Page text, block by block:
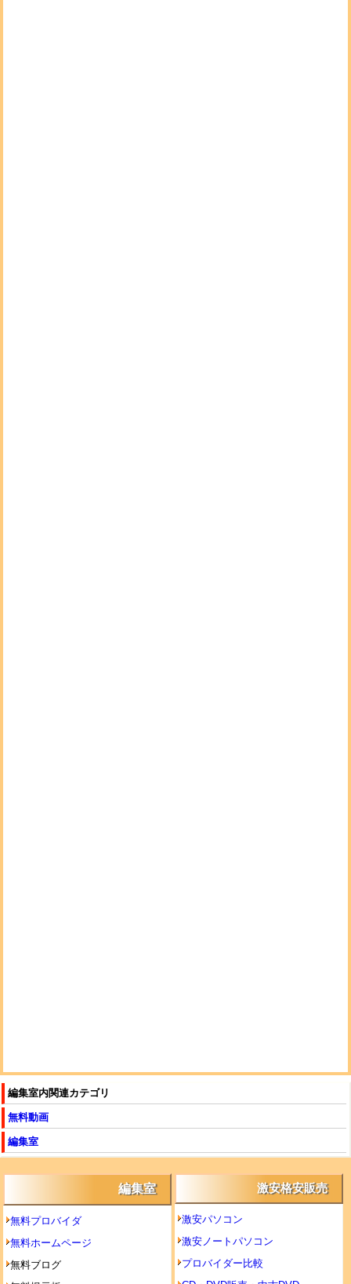
編集室内関連カテゴリ
無料動画
編集室
編集室
無料プロバイダ
無料ホームページ
無料ブログ
激安格安販売
激安パソコン
激安ノートパソコン
プロバイダー比較